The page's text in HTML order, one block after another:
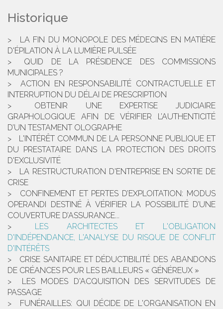
Historique
LA FIN DU MONOPOLE DES MÉDECINS EN MATIÈRE
D'ÉPILATION À LA LUMIÈRE PULSÉE
QUID DE LA PRÉSIDENCE DES COMMISSIONS
MUNICIPALES ?
ACTION EN RESPONSABILITÉ CONTRACTUELLE ET
INTERRUPTION DU DÉLAI DE PRESCRIPTION
OBTENIR UNE EXPERTISE JUDICIAIRE
GRAPHOLOGIQUE AFIN DE VÉRIFIER L’AUTHENTICITÉ
D’UN TESTAMENT OLOGRAPHE
L'INTÉRÊT COMMUN DE LA PERSONNE PUBLIQUE ET
DU PRESTATAIRE DANS LA PROTECTION DES DROITS
D'EXCLUSIVITÉ
LA RESTRUCTURATION D'ENTREPRISE EN SORTIE DE
CRISE
CONFINEMENT ET PERTES D’EXPLOITATION: MODUS
OPERANDI DESTINÉ À VÉRIFIER LA POSSIBILITÉ D’UNE
COUVERTURE D’ASSURANCE...
LES ARCHITECTES ET L'OBLIGATION
D'INDÉPENDANCE, L'ANALYSE DU RISQUE DE CONFLIT
D'INTÉRÊTS
CRISE SANITAIRE ET DÉDUCTIBILITÉ DES ABANDONS
DE CRÉANCES POUR LES BAILLEURS « GÉNÉREUX »
LES MODES D'ACQUISITION DES SERVITUDES DE
PASSAGE
FUNÉRAILLES: QUI DÉCIDE DE L'ORGANISATION EN